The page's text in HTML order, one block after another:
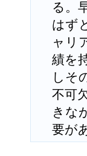
る。
はず
ャリ
績を
しそ
不可
きな
要が